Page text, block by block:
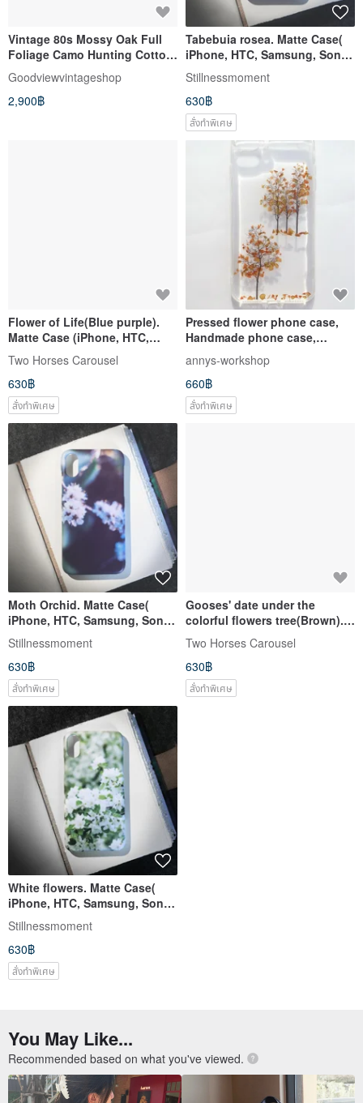
Vintage 80s Mossy Oak Full
Foliage Camo Hunting Cotton
Coveralls Size LG
Goodviewvintageshop
2,900฿
Tabebuia rosea. Matte Case(
iPhone, HTC, Samsung, Sony,
LG, OPPO)
Stillnessmoment
630฿
สั่งทำพิเศษ
Flower of Life(Blue purple).
Matte Case (iPhone, HTC,
Samsung, Sony)
Two Horses Carousel
630฿
สั่งทำพิเศษ
Pressed flower phone case,
Handmade phone case,
iphone 7 plus plus, Winter
annys-workshop
660฿
สั่งทำพิเศษ
Moth Orchid. Matte Case(
iPhone, HTC, Samsung, Sony,
LG, OPPO)
Stillnessmoment
630฿
สั่งทำพิเศษ
Gooses' date under the
colorful flowers tree(Brown).
Matte Case (iPhone, HTC,
Samsung, Sony)
Two Horses Carousel
630฿
สั่งทำพิเศษ
White flowers. Matte Case(
iPhone, HTC, Samsung, Sony,
LG, OPPO)
Stillnessmoment
630฿
สั่งทำพิเศษ
You May Like...
Recommended based on what you've viewed.